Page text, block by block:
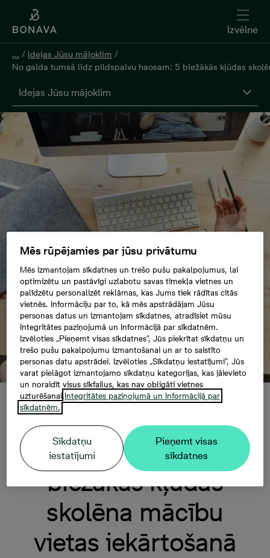
Izvēlne
... / Idejas Jūsu mājoklim /
No galda tumsā līdz pildspalvu haosam: 5 biežākās kļūdas
Idejas Jūsu mājoklim
No galda tumsā līdz
pildspalvu haosam: 5
biežākās kļūdas
skolēna mācību
vietas iekārtošanā
Mēs rūpējamies par jūsu privātumu
Mēs izmantojam sīkdatnes un trešo pušu pakalpojumus, lai
optimizētu un pastāvīgi uzlabotu savas tīmekļa vietnes un
palīdzētu personalizēt reklāmas, kas Jums tiek rādītas citās
vietnēs. Informāciju par to, kā mēs apstrādājam Jūsu
personas datus un izmantojam sīkdatnes, atradīsiet mūsu
Integritātes paziņojumā un Informācijā par sīkdatnēm.
Izvēloties „Pieņemt visas sīkdatnes”, Jūs piekrītat sīkdatņu un
trešo pušu pakalpojumu izmantošanai un ar to saistīto
personas datu apstrādei. Izvēloties „Sīkdatņu iestatījumi”, Jūs
varat pielāgot izmantojamo sīkdatņu kategorijas, kas jāievieto
un noraidīt visus sīkfailus, kas nav obligāti vietnes
uzturēšanai.Integritātes paziņojumā un Informācijā par
sīkdatnēm.
Sīkdatņu
iestatījumi
Pieņemt visas
sīkdatnes